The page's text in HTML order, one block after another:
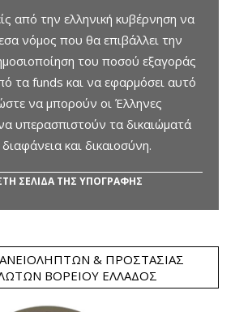
από την ελληνική κυβέρνηση να
νόμος που θα επιβάλλει την
του ποσού εξαγοράς
τα funds και να εφαρμόσει αυτό
να μπορούν οι Έλληνες
υπερασπιστούν τα δικαιώματά
και δικαιοσύνη.
ΣΕΛΙΔΑ ΤΗΣ ΥΠΟΓΡΑΦΗΣ
& ΠΡΟΣΤΑΣΊΑΣ
ΒΟΡΕΊΟΥ ΕΛΛΆΔΟΣ